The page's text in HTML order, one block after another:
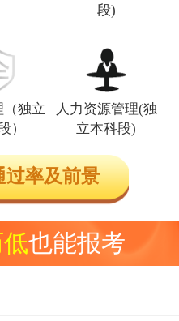
段)
（独立
）
人力资源管理(独
立本科段)
过率及前景
也能报考